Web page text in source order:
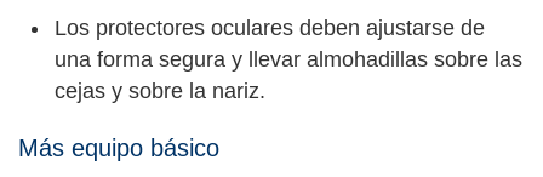
Los protectores oculares deben ajustarse de
una forma segura y llevar almohadillas sobre las
cejas y sobre la nariz.
Más equipo básico